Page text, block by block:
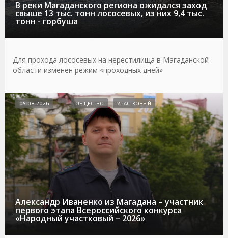
В реки Магаданского региона ожидался заход
свыше 13 тыс. тонн лососевых, из них 9,4 тыс.
тонн - горбуша
Для прохода лососевых на нерестилища в Магаданской
области изменен режим «проходных дней»
Александр Иваненко из Магадана – участник
первого этапа Всероссийского конкурса
«Народный участковый – 2026»
05.08.2026 ОБЩЕСТВО УЧАСТКОВЫЙ